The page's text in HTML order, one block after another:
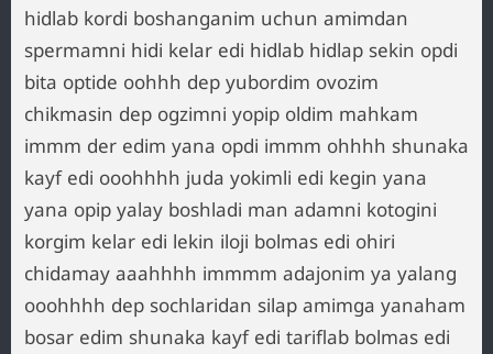
hidlab kordi boshanganim uchun amimdan
spermamni hidi kelar edi hidlab hidlap sekin opdi
bita optide oohhh dep yubordim ovozim
chikmasin dep ogzimni yopip oldim mahkam
immm der edim yana opdi immm ohhhh shunaka
kayf edi ooohhhh juda yokimli edi kegin yana
yana opip yalay boshladi man adamni kotogini
korgim kelar edi lekin iloji bolmas edi ohiri
chidamay aaahhhh immmm adajonim ya yalang
ooohhhh dep sochlaridan silap amimga yanaham
bosar edim shunaka kayf edi tariflab bolmas edi